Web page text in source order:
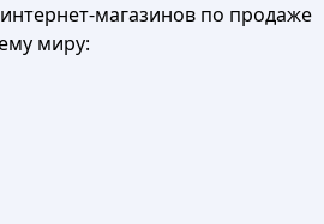
магазинов по продаже
миру: